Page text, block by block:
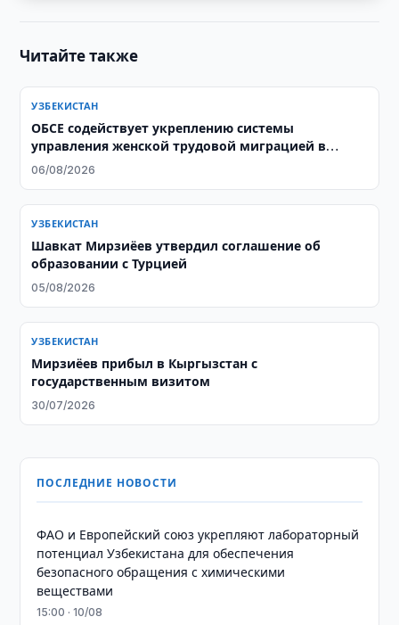
Читайте также
УЗБЕКИСТАН
ОБСЕ содействует укреплению системы
управления женской трудовой миграцией в
Узбекистане
06/08/2026
УЗБЕКИСТАН
Шавкат Мирзиёев утвердил соглашение об
образовании с Турцией
05/08/2026
УЗБЕКИСТАН
Мирзиёев прибыл в Кыргызстан с
государственным визитом
30/07/2026
ПОСЛЕДНИЕ НОВОСТИ
ФАО и Европейский союз укрепляют лабораторный
потенциал Узбекистана для обеспечения
безопасного обращения с химическими
веществами
15:00 · 10/08